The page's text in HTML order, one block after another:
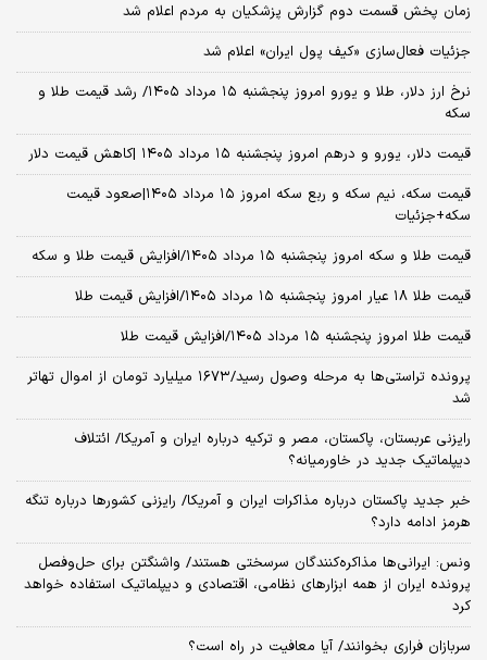
زمان پخش قسمت دوم گزارش پزشکیان به مردم اعلام شد
جزئیات فعال‌سازی «کیف پول ایران» اعلام شد
نرخ ارز دلار، طلا و یورو امروز پنجشنبه ۱۵ مرداد ۱۴۰۵/ رشد قیمت طلا و
سکه
قیمت دلار، یورو و درهم امروز پنجشنبه ۱۵ مرداد ۱۴۰۵ |کاهش قیمت دلار
قیمت سکه، نیم سکه و ربع سکه امروز ۱۵ مرداد ۱۴۰۵|صعود قیمت
سکه+جزئیات
قیمت طلا و سکه امروز پنجشنبه ۱۵ مرداد ۱۴۰۵/افزایش قیمت طلا و سکه
قیمت طلا ۱۸ عیار امروز پنجشنبه ۱۵ مرداد ۱۴۰۵/افزایش قیمت طلا
قیمت طلا امروز پنجشنبه ۱۵ مرداد ۱۴۰۵/افزایش قیمت طلا
پرونده تراستی‌ها به مرحله وصول رسید/۱۶۷۳ میلیارد تومان از اموال تهاتر
شد
رایزنی عربستان، پاکستان، مصر و ترکیه درباره ایران و آمریکا/ ائتلاف
دیپلماتیک جدید در خاورمیانه؟
خبر جدید پاکستان درباره مذاکرات ایران و آمریکا/ رایزنی کشورها درباره تنگه
هرمز ادامه دارد؟
ونس: ایرانی‌ها مذاکره‌کنندگان سرسختی هستند/ واشنگتن برای حل‌وفصل
پرونده ایران از همه ابزارهای نظامی، اقتصادی و دیپلماتیک استفاده خواهد
کرد
سربازان فراری بخوانند/ آیا معافیت در راه است؟